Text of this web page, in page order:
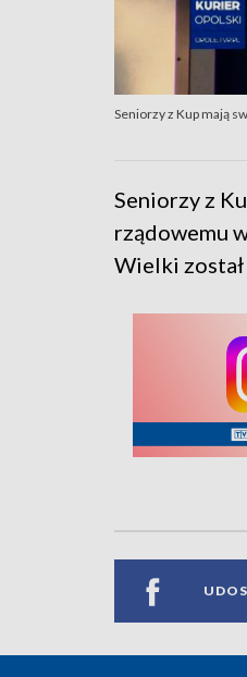
Seniorzy z Kup mają
Seniorzy z
rządowemu
Wielki